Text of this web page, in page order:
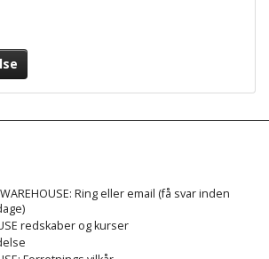
WAREHOUSE: Ring eller email (få svar inden
redskaber og kurser